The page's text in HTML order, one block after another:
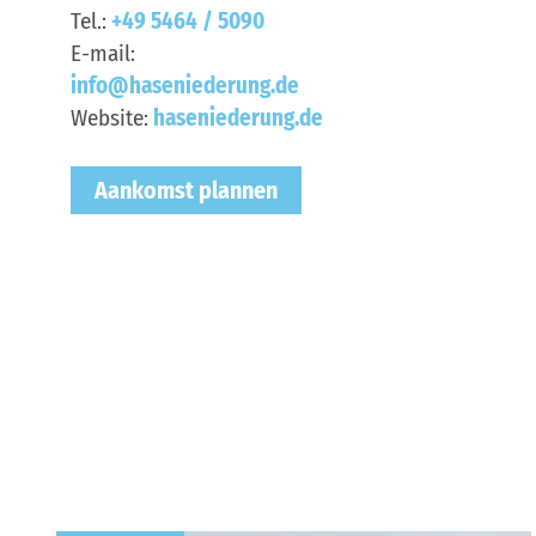
Tel.: +49 5464 / 5090
E-mail:
info@haseniederung.de
Website: haseniederung.de
Aankomst plannen